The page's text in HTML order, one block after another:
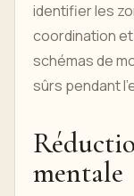
identifier les
coordination
schémas de
sûrs pendant
mentale